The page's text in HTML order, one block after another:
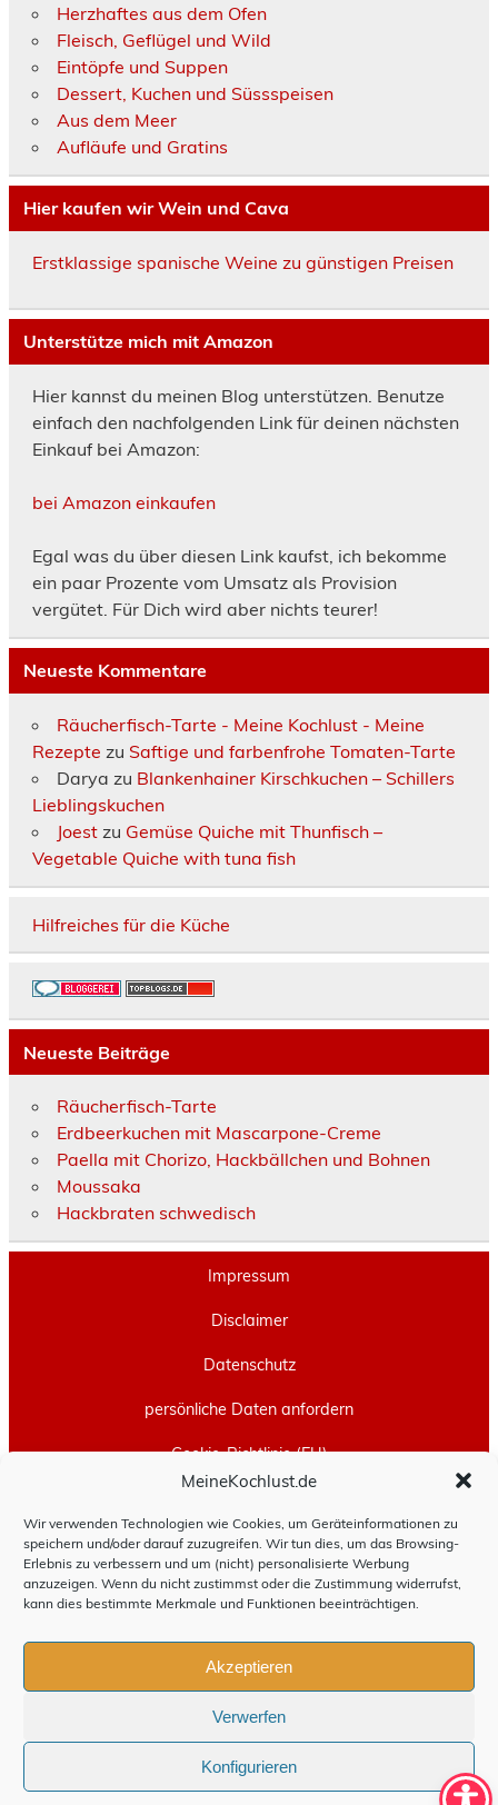
MeineKochlust.de
Wir verwenden Technologien wie Cookies, um Geräteinformationen zu
speichern und/oder darauf zuzugreifen. Wir tun dies, um das Browsing-
Erlebnis zu verbessern und um (nicht) personalisierte Werbung
anzuzeigen. Wenn du nicht zustimmst oder die Zustimmung widerrufst,
kann dies bestimmte Merkmale und Funktionen beeinträchtigen.
Akzeptieren
Verwerfen
Konfigurieren
Herzhaftes aus dem Ofen
Fleisch, Geflügel und Wild
Eintöpfe und Suppen
Dessert, Kuchen und Süssspeisen
Aus dem Meer
Aufläufe und Gratins
Hier kaufen wir Wein und Cava
Erstklassige spanische Weine zu günstigen Preisen
Unterstütze mich mit Amazon
Hier kannst du meinen Blog unterstützen. Benutze
einfach den nachfolgenden Link für deinen nächsten
Einkauf bei Amazon:
bei Amazon einkaufen
Egal was du über diesen Link kaufst, ich bekomme
ein paar Prozente vom Umsatz als Provision
vergütet. Für Dich wird aber nichts teurer!
Neueste Kommentare
Räucherfisch-Tarte - Meine Kochlust - Meine
Rezepte zu Saftige und farbenfrohe Tomaten-Tarte
Darya zu Blankenhainer Kirschkuchen – Schillers
Lieblingskuchen
Joestzu Gemüse Quiche mit Thunfisch –
Vegetable Quiche with tuna fish
Hilfreiches für die Küche
Neueste Beiträge
Räucherfisch-Tarte
Erdbeerkuchen mit Mascarpone-Creme
Paella mit Chorizo, Hackbällchen und Bohnen
Moussaka
Hackbraten schwedisch
Impressum
Disclaimer
Datenschutz
persönliche Daten anfordern
Cookie-Richtlinie (EU)